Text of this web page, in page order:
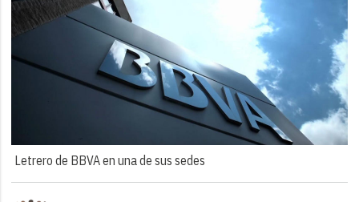
Letrero de BBVA en una de sus sedes